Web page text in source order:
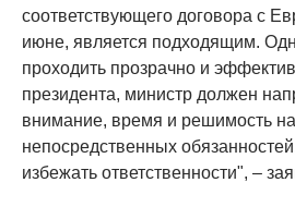
соответствующего договора с
июне, является подходящим.
проходить прозрачно и
президента, министр должен
внимание, время и решимость
непосредственных
избежать ответственности", –